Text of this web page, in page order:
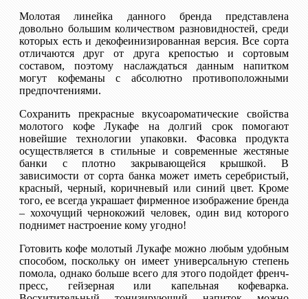
Молотая линейка данного бренда представлена
довольно большим количеством разновидностей, среди
которых есть и декофеинизированная версия. Все сорта
отличаются друг от друга крепостью и сортовым
составом, поэтому наслаждаться данным напитком
могут кофеманы с абсолютно противоположными
предпочтениями.
Сохранить прекрасные вкусоароматические свойства
молотого кофе Лукафе на долгий срок помогают
новейшие технологии упаковки. Фасовка продукта
осуществляется в стильные и современные жестяные
банки с плотно закрывающейся крышкой. В
зависимости от сорта банка может иметь серебристый,
красный, черный, коричневый или синий цвет. Кроме
того, ее всегда украшает фирменное изображение бренда
– хохочущий чернокожий человек, один вид которого
поднимет настроение кому угодно!
Готовить кофе молотый Лукафе можно любым удобным
способом, поскольку он имеет универсальную степень
помола, однако больше всего для этого подойдет френч-
пресс, гейзерная или капельная кофеварка.